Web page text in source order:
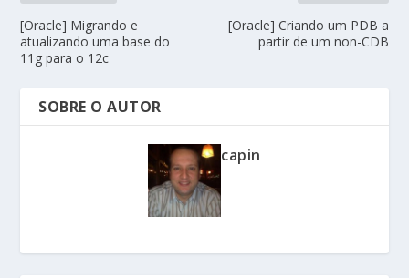
[Oracle] Migrando e
atualizando uma base do
11g para o 12c
[Oracle] Criando um PDB a
partir de um non-CDB
SOBRE O AUTOR
capin